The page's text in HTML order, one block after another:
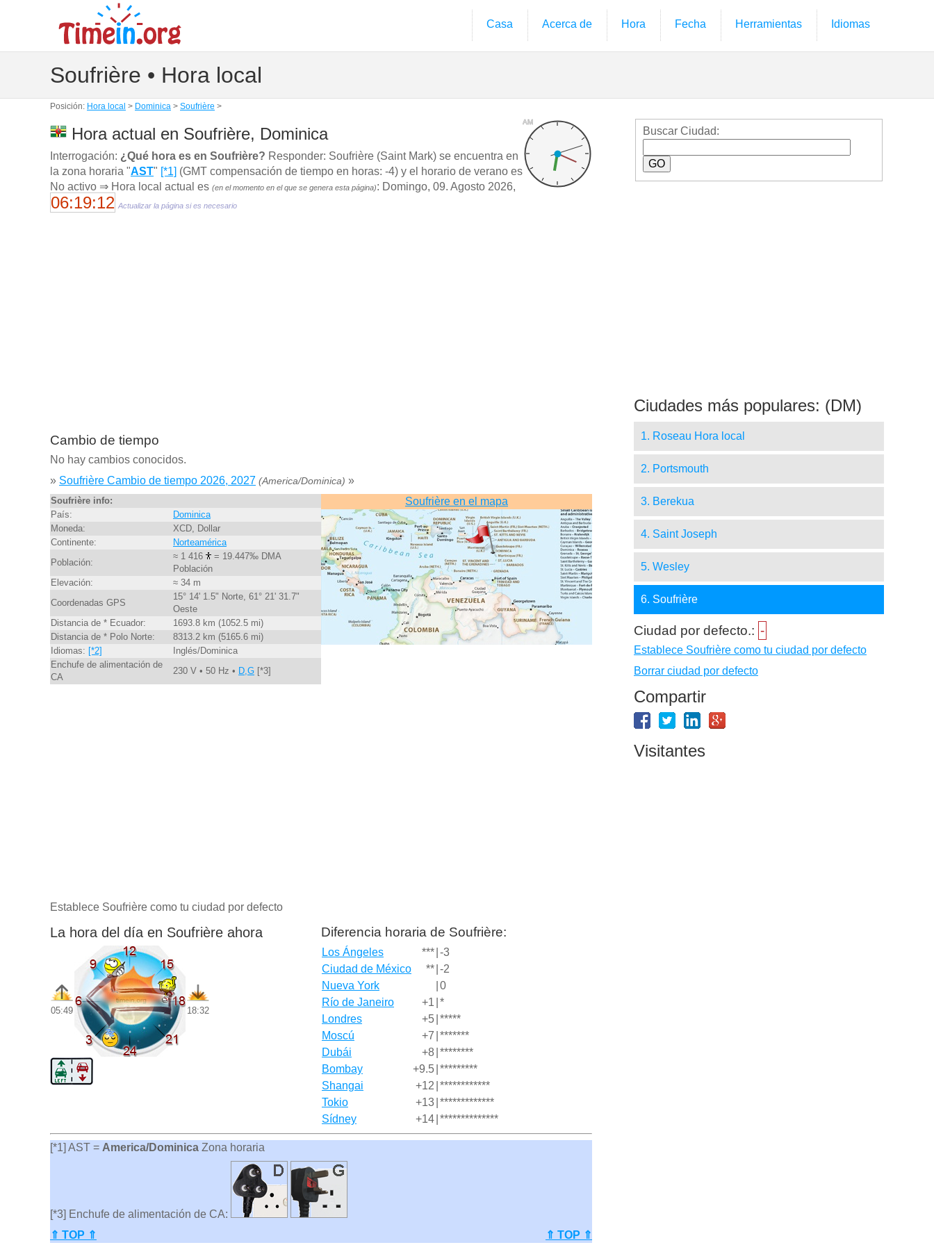
Casa Acerca de Hora Fecha Herramientas Idiomas
Soufrière • Hora local
Posición: Hora local > Dominica > Soufrière >
AM
Hora actual en Soufrière, Dominica
Interrogación: ¿Qué hora es en Soufrière? Responder: Soufrière (Saint Mark) se encuentra en
la zona horaria "AST" [*1] (GMT compensación de tiempo en horas: -4) y el horario de verano es
No activo ⇒ Hora local actual es (en el momento en el que se genera esta página): Domingo, 09. Agosto 2026,
06:19:13 Actualizar la página si es necesario
Cambio de tiempo
No hay cambios conocidos.
» Soufrière Cambio de tiempo 2026, 2027 (America/Dominica) »
Soufrière info:
País:
Dominica
Moneda:
XCD, Dollar
Continente:
Norteamérica
Población:
≈ 1 416
= 19.447‰ DMA
Población
Elevación:
≈ 34 m
Coordenadas GPS
15° 14' 1.5" Norte, 61° 21' 31.7"
Oeste
Distancia de * Ecuador:
1693.8 km (1052.5 mi)
Distancia de * Polo Norte:
8313.2 km (5165.6 mi)
Idiomas: [*2]
Inglés/Dominica
Enchufe de alimentación de
CA
230 V • 50 Hz • D,G [*3]
Soufrière en el mapa
Establece Soufrière como tu ciudad por defecto
La hora del día en Soufrière ahora
05:49 18:32
Diferencia horaria de Soufrière:
Los Ángeles *** -3
Ciudad de México
** -2
Nueva York
0
Río de Janeiro
+1 *
Londres
+5 *****
Moscú
+7 *******
Dubái
+8 ********
Bombay
+9.5 *********
Shangai
+12 ************
Tokio
+13 *************
Sídney
+14 **************
[*1] AST = America/Dominica Zona horaria
[*3] Enchufe de alimentación de CA:
⇑ TOP ⇑
⇑ TOP ⇑
Buscar Ciudad:
Ciudades más populares: (DM)
1. Roseau Hora local
2. Portsmouth
3. Berekua
4. Saint Joseph
5. Wesley
6. Soufrière
Ciudad por defecto.: -
Establece Soufrière como tu ciudad por defecto
Borrar ciudad por defecto
Compartir
Visitantes